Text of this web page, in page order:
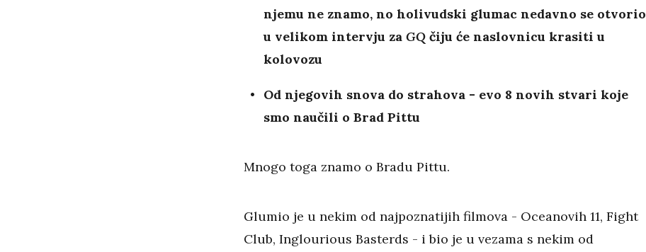
njemu ne znamo, no holivudski glumac nedavno se otvorio
u velikom intervju za GQ čiju će naslovnicu krasiti u
kolovozu
Od njegovih snova do strahova - evo 8 novih stvari koje
smo naučili o Brad Pittu
Mnogo toga znamo o Bradu Pittu.
Glumio je u nekim od najpoznatijih filmova - Oceanovih 11, Fight
Club, Inglourious Basterds - i bio je u vezama s nekim od